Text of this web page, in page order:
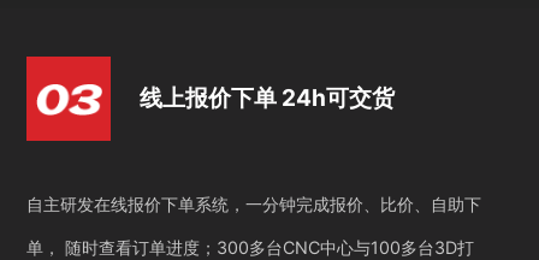
线上报价下单 24h可交货
自主研发在线报价下单系统，一分钟完成报价、比价、自助下
单， 随时查看订单进度；300多台CNC中心与100多台3D打